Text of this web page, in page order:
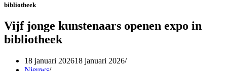
bibliotheek
Vijf jonge kunstenaars openen expo in
bibliotheek
18 januari 202618 januari 2026